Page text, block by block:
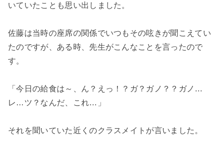
いていたことも思い出しました。
佐藤は当時の座席の関係でいつもその呟きが聞こえてい
たのですが、ある時、先生がこんなことを言ったので
す。
「今日の給食は～、ん？えっ！？ガ？ガノ？？ガノ…
レ…ツ？なんだ、これ…」
それを聞いていた近くのクラスメイトが言いました。